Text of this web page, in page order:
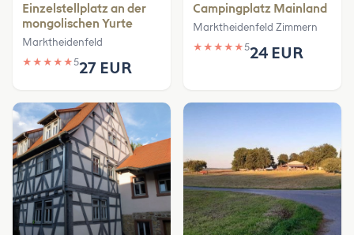
Einzelstellplatz an der
mongolischen Yurte
Marktheidenfeld
★ ★ ★ ★ ★527 EUR
Campingplatz Mainland
Marktheidenfeld Zimmern
★ ★ ★ ★ ★524 EUR